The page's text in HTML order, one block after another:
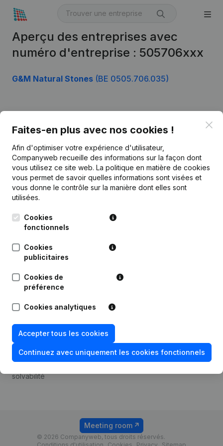
Aperçu des entreprises avec
numéro d'entreprise : 505706xxx
G&M Natural Stones (BE 0505.706.035)
Faites-en plus avec nos cookies !
Afin d'optimiser votre expérience d'utilisateur,
Companyweb recueille des informations sur la façon dont
vous utilisez ce site web. La politique en matière de cookies
vous permet de savoir quelles informations sont visées et
vous donne le contrôle sur la manière dont elles sont
utilisées.
Cookies
fonctionnels
Cookies
publicitaires
Cookies de
préférence
Cookies analytiques
Accepter tous les cookies
Continuez avec uniquement les cookies fonctionnels
Français
Kantorenpark Everest
Leuvensesteenweg
1800 Vilvoorde
Informations d’entreprise
Monitoring
Recherche internationale
Prospection
Compliance et prévention
de la fraude
Consulter des comptes
Recherche de numéro de
TVA
solvabilité
Tarifs
© 2026 Companyweb, tous droits réservés.
Meeting room